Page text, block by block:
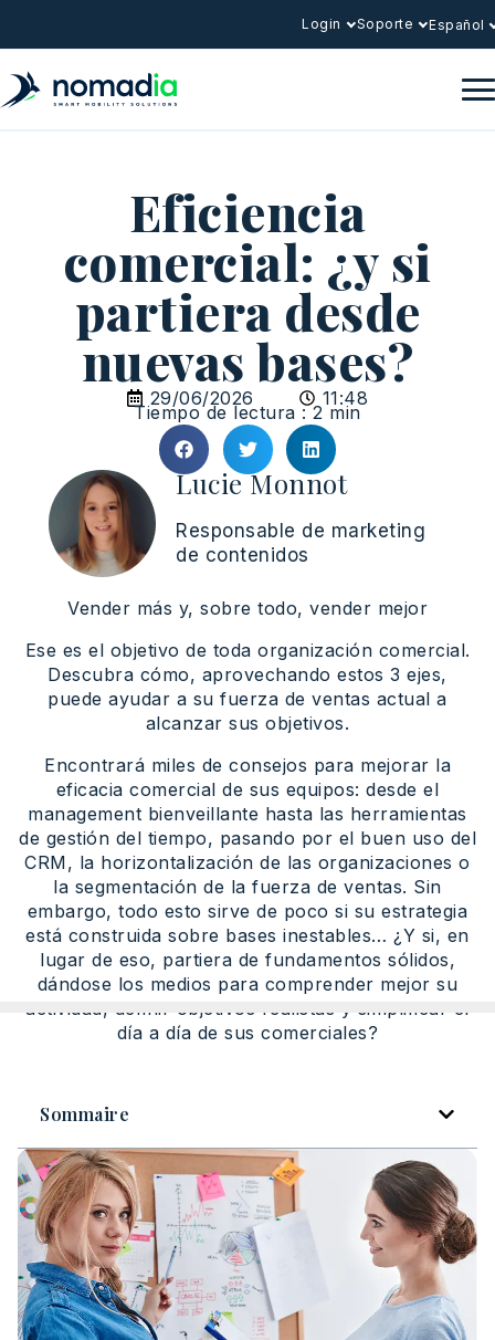
Login Soporte Español
Eficiencia
comercial: ¿y si
partiera desde
nuevas bases?
29/06/2026 11:48
Tiempo de lectura : 2 min
Lucie Monnot
Responsable de marketing
de contenidos
Vender más y, sobre todo, vender mejor
Ese es el objetivo de toda organización comercial.
Descubra cómo, aprovechando estos 3 ejes,
puede ayudar a su fuerza de ventas actual a
alcanzar sus objetivos.
Encontrará miles de consejos para mejorar la
eficacia comercial de sus equipos: desde el
management bienveillante hasta las herramientas
de gestión del tiempo, pasando por el buen uso del
CRM, la horizontalización de las organizaciones o
la segmentación de la fuerza de ventas. Sin
embargo, todo esto sirve de poco si su estrategia
está construida sobre bases inestables… ¿Y si, en
lugar de eso, partiera de fundamentos sólidos,
dándose los medios para comprender mejor su
actividad, definir objetivos realistas y simplificar el
día a día de sus comerciales?
Sommaire